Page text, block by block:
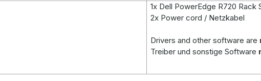
1x Dell PowerEdge R720 Rack
2x Power cord / Netzkabel
Drivers and other software are
Treiber und sonstige Software